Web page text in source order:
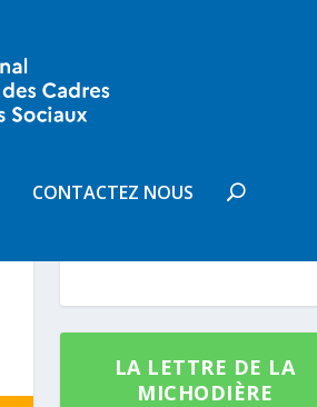
CONTACTEZ NOUS
RECEVOIR LA LETTRE DE LA
MICHODIÈRE
LA LETTRE DE LA
MICHODIÈRE